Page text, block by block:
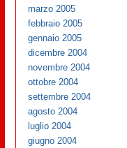
marzo 2005
febbraio 2005
gennaio 2005
dicembre 2004
novembre 2004
ottobre 2004
settembre 2004
agosto 2004
luglio 2004
giugno 2004